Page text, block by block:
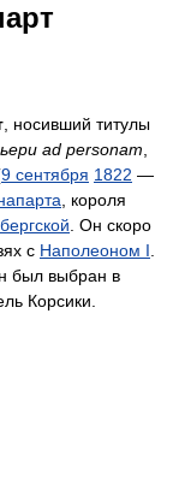
, носивший титулы
ad personam
9 сентября 1822 —
, короля
. Он скоро
с Наполеоном I
был выбран в
Корсики.